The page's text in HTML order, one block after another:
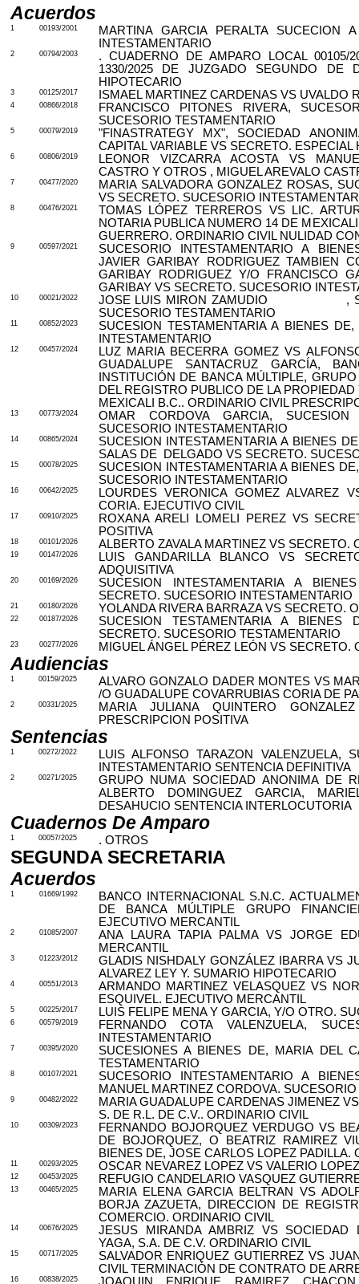
Acuerdos
1 00193/2001
MARTINA GARCIA PERALTA SUCECION
INTESTAMENTARIO
2 00794/2003
. CUADERNO DE AMPARO LOCAL 00105/
1330/2025 DE JUZGADO SEGUNDO DE
HIPOTECARIO
3 00125/2017 ISMAEL MARTINEZ CARDENAS VS UVALDO
4 00866/2018
FRANCISCO PITONES RIVERA,
SUCESORIO TESTAMENTARIO
5 00079/2019
"FINASTRATEGY MX", SOCIEDAD
CAPITAL VARIABLE VS SECRETO. ESPECIAL
6 00806/2019
LEONOR VIZCARRA ACOSTA VS
CASTRO Y OTROS , MIGUEL AREVALO
7 00477/2020
MARIA SALVADORA GONZALEZ ROSAS,
VS SECRETO. SUCESORIO
8 00476/2021
TOMAS LÓPEZ TERREROS VS LIC.
NOTARIA PUBLICA NUMERO 14 DE
GUERRERO. ORDINARIO CIVIL NULIDAD
9 00597/2021
SUCESORIO INTESTAMENTARIO A
JAVIER GARIBAY RODRIGUEZ TAMBIEN
GARIBAY RODRIGUEZ Y/O FRANCISCO
GARIBAY VS SECRETO. SUCESORIO
10 00021/2022 JOSE LUIS MIRON ZAMUDIO
,
SUCESORIO TESTAMENTARIO
11 00852/2023
SUCESION TESTAMENTARIA A BIENES
INTESTAMENTARIO
12 00457/2024
LUZ MARIA BECERRA GOMEZ VS
GUADALUPE SANTACRUZ GARCÍA,
INSTITUCIÓN DE BANCA MÚLTIPLE,
DEL REGISTRO PUBLICO DE LA
MEXICALI B.C.. ORDINARIO CIVIL
13 00773/2024
OMAR CORDOVA GARCIA,
SUCESORIO INTESTAMENTARIO
14 00865/2024
SUCESION INTESTAMENTARIA A BIENES
SALAS DE
DELGADO VS SECRETO.
15 00078/2025
SUCESION INTESTAMENTARIA A BIENES
SUCESORIO INTESTAMENTARIO
16 00642/2025
LOURDES VERONICA GOMEZ ALVAREZ
CORIA. EJECUTIVO CIVIL
17 00910/2025
ROXANA ARELI LOMELI PEREZ VS
POSITIVA
18 00101/2026 ALBERTO ZAVALA MARTINEZ VS SECRETO.
19 00147/2026
LUIS GANDARILLA BLANCO VS
ADQUISITIVA
20 00169/2026
SUCESION INTESTAMENTARIA A
SECRETO. SUCESORIO INTESTAMENTARIO
21 00180/2026 YOLANDA RIVERA BARRAZA VS SECRETO.
22 00187/2026
SUCESION TESTAMENTARIA A
SECRETO. SUCESORIO TESTAMENTARIO
23 00277/2026 MIGUEL ÁNGEL PÉREZ LEÓN VS SECRETO.
Audiencias
1 00159/2025
ALVARO GONZALO DADER MONTES VS
/O GUADALUPE COVARRUBIAS CORIA DE
2 00331/2025
MARIA JULIANA QUINTERO
PRESCRIPCION POSITIVA
Sentencias
1 00272/2022
LUIS ALFONSO TARAZON VALENZUELA,
INTESTAMENTARIO SENTENCIA DEFINITIVA
2 00271/2025
GRUPO NUMA SOCIEDAD ANONIMA DE
ALBERTO DOMINGUEZ GARCIA,
DESAHUCIO SENTENCIA INTERLOCUTORIA
Cuadernos De Amparo
1 00057/2025 . OTROS
SEGUNDA SECRETARIA
Acuerdos
1 01669/1992
BANCO INTERNACIONAL S.N.C.
DE BANCA MÚLTIPLE GRUPO
EJECUTIVO MERCANTIL
2 01085/2007
ANA LAURA TAPIA PALMA VS JORGE
MERCANTIL
3 01223/2012
GLADIS NISHDALY GONZÁLEZ IBARRA VS
ALVAREZ LEY Y. SUMARIO HIPOTECARIO
4 00551/2013
ARMANDO MARTINEZ VELASQUEZ VS
ESQUIVEL. EJECUTIVO MERCANTIL
5 00225/2017 LUIS FELIPE MENA Y GARCIA, Y/O OTRO.
6 00579/2019
FERNANDO COTA VALENZUELA,
INTESTAMENTARIO
7 00395/2020
SUCESIONES A BIENES DE, MARIA DEL
TESTAMENTARIO
8 00107/2021
SUCESORIO INTESTAMENTARIO A
MANUEL MARTINEZ CORDOVA.
9 00482/2022
MARIA GUADALUPE CARDENAS JIMENEZ
S. DE R.L. DE C.V.. ORDINARIO CIVIL
10 00309/2023
FERNANDO BOJORQUEZ VERDUGO VS
DE BOJORQUEZ, O BEATRIZ RAMIREZ
BIENES DE, JOSE CARLOS LOPEZ PADILLA.
11 00293/2025 OSCAR NEVAREZ LOPEZ VS VALERIO
12 00453/2025 REFUGIO CANDELARIO VASQUEZ
13 00465/2025
MARIA ELENA GARCIA BELTRAN VS
BORJA ZAZUETA, DIRECCION DE
COMERCIO. ORDINARIO CIVIL
14 00676/2025
JESUS MIRANDA AMBRIZ VS SOCIEDAD
YAGA, S.A. DE C.V. ORDINARIO CIVIL
15 00717/2025
SALVADOR ENRIQUEZ GUTIERREZ VS
CIVIL TERMINACIÓN DE CONTRATO DE
16 00838/2025